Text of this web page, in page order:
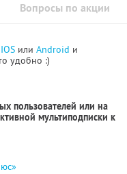
Вопросы по акции
IOS или Android и
удобно :)
пользователей или на
мультиподписки к